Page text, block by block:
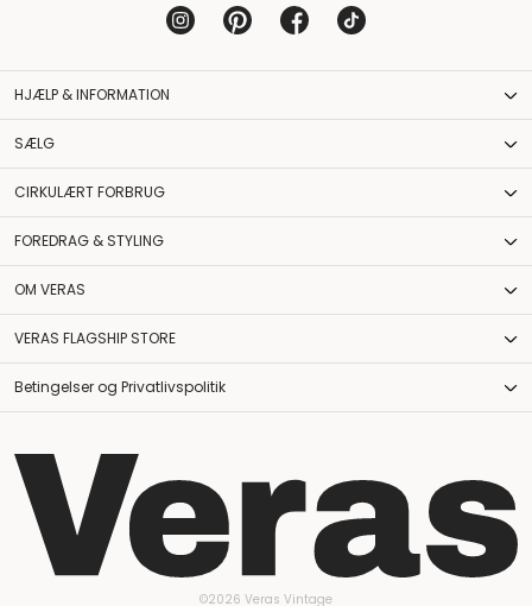
HJÆLP & INFORMATION
SÆLG
CIRKULÆRT FORBRUG
FOREDRAG & STYLING
OM VERAS
VERAS FLAGSHIP STORE
Betingelser og Privatlivspolitik
©2026 Veras Vintage